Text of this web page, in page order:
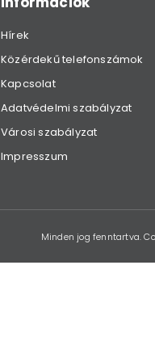
Hírek
Közérdekű telefonszámok
Kapcsolat
Adatvédelmi szabályzat
Városi szabályzat
Impresszum
Minden jog fenntartva.